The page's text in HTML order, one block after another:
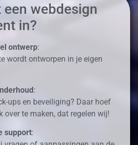
webdesign
in?
ontwerp:
wordt ontworpen in je eigen
:
ups en beveiliging? Daar hoef
over te maken, dat regelen wij!
support: